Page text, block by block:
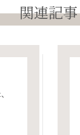
関連記事